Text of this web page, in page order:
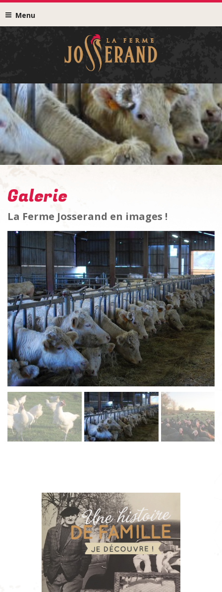
Menu
Galerie
La Ferme Josserand en images !